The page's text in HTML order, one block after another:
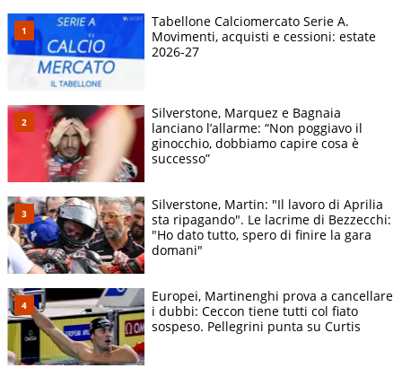
Tabellone Calciomercato Serie A.
Movimenti, acquisti e cessioni: estate
2026-27
Silverstone, Marquez e Bagnaia
lanciano l’allarme: “Non poggiavo il
ginocchio, dobbiamo capire cosa è
successo”
Silverstone, Martin: "Il lavoro di Aprilia
sta ripagando". Le lacrime di Bezzecchi:
"Ho dato tutto, spero di finire la gara
domani"
Europei, Martinenghi prova a cancellare
i dubbi: Ceccon tiene tutti col fiato
sospeso. Pellegrini punta su Curtis